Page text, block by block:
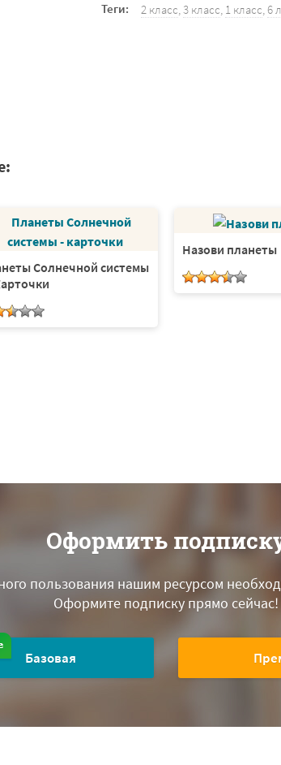
Теги: 2 класс,3 класс, 1 класс,6
Солнечной системы
Назови планеты
Оформить
пользования нашим ресурсом
Оформите подписку прямо сейчас!
Базовая